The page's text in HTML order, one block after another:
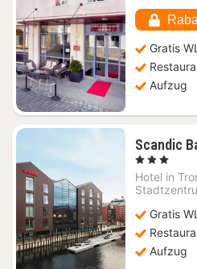
Gratis
Aufzug
Scandic
, 3 Sterne
Hotel in
Gratis
Aufzug